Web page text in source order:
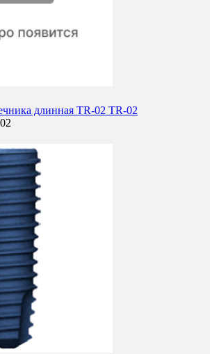
длинная TR-02 TR-02